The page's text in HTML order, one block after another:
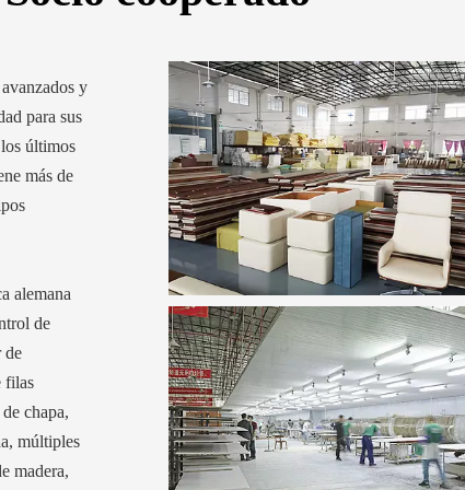
y
para sus
últimos
más de
alemana
de
de
filas
chapa,
múltiples
madera,